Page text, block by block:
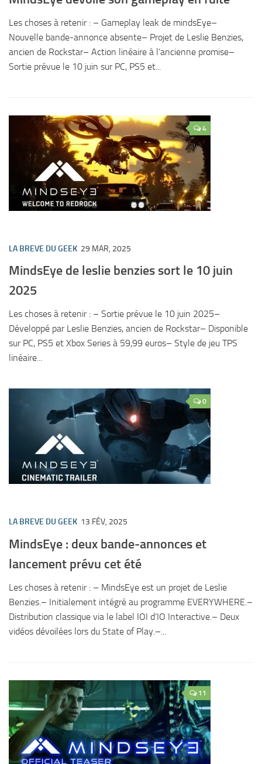
Les choses à retenir : – Gameplay leak de mindsEye–
Nouvelle bande-annonce absente– Projet de Leslie Benzies,
ancien de Rockstar– Action linéaire à l’ancienne promise–
Sortie prévue le 10 juin sur PC, PS5 et...
4
LA BREVE DU GEEK 29 MAR, 2025
MindsEye de leslie benzies sort le 10 juin
2025
Les choses à retenir : – Sortie prévue le 10 juin 2025–
Développé par Leslie Benzies, ancien de Rockstar– Disponible
sur PC, PS5 et Xbox Series à 59,99 euros– Style de jeu TPS
linéaire...
0
LA BREVE DU GEEK 13 FÉV, 2025
MindsEye : deux bande-annonces et
lancement prévu cet été
Les choses à retenir : – MindsEye est un projet de Leslie
Benzies.– Initialement intégré au programme EVERYWHERE.–
Distribution classique via le label IOI d’IO Interactive.– Deux
vidéos dévoilées lors du State of Play.–...
11